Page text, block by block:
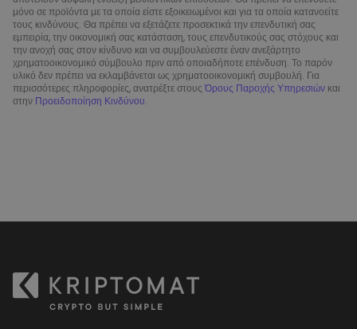
μόνο σε προϊόντα με τα οποία είστε εξοικειωμένοι και για τα οποία κατανοείτε
τους κινδύνους. Θα πρέπει να εξετάζετε προσεκτικά την επενδυτική σας
εμπειρία, την οικονομική σας κατάσταση, τους επενδυτικούς σας στόχους και
την ανοχή σας στον κίνδυνο και να συμβουλεύεστε έναν ανεξάρτητο
χρηματοοικονομικό σύμβουλο πριν από οποιαδήποτε επένδυση. Το παρόν
υλικό δεν πρέπει να εκλαμβάνεται ως χρηματοοικονομική συμβουλή. Για
περισσότερες πληροφορίες, ανατρέξτε στουςΌρους Παροχής Υπηρεσιών και
στην Προειδοποίηση Κινδύνου.